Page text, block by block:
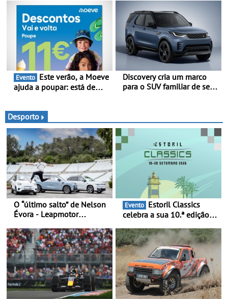
ainda mais competitiva -
Até 740 quilómetros de
autonomia e carregamento
mais rápido
inscrições abertas
Evento
ajuda a poupar: está de
até 11€
Discovery cria um marco
para o SUV familiar de sete
distintas
Desporto
O “último salto” de Nelson
Évora - Leapmotor
Campeão Olímpico num
momento histórico
Evento
celebra a sua 10.ª edição
2026